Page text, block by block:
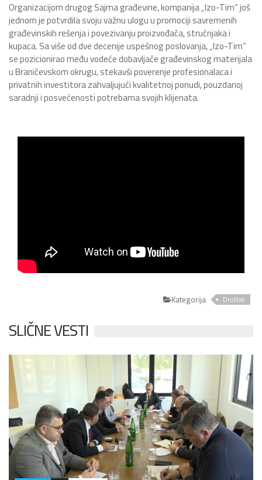
Organizacijom drugog Sajma građevine, kompanija „Izo-Tim“ još
jednom je potvrdila svoju važnu ulogu u promociji savremenih
građevinskih rešenja i povezivanju proizvođača, stručnjaka i
kupaca. Sa više od dve decenije uspešnog poslovanja, „Izo-Tim“
se pozicionirao među vodeće dobavljače građevinskog materijala
u Braničevskom okrugu, stekavši poverenje profesionalaca i
privatnih investitora zahvaljujući kvalitetnoj ponudi, pouzdanoj
saradnji i posvećenosti potrebama svojih klijenata.
Kategorija Društvo
SLIČNE VESTI